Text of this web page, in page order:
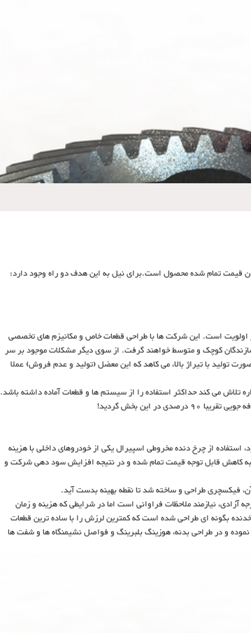
قیمت تمام شده محصول است.برای نیل به این هدف دو راه وجود دارد:
در اولویت است. این شرکت ها با طراحی قطعات خاص و مکانیزم های تخصصی
سازندگان کوچک و متوسط خواهند گرفت. از سوی دیگر مشکلات موجود بر سر
تولید با تیراژ بالا، می کاهد که این معضل (تولید و عدم فروش) عملا
تلاش می کند حداکثر استفاده را از سیستم ها و قطعات آماده داشته باشد.
این بخش گردید!
استفاده از چرخ دنده مخروطی اسپیرال یکی از خودروهای داخلی با هزینه
به کاهش قابل توجه قیمت تمام شده و در نتیجه افزایش سود دهی شرکت و
فیکسچری طراحی و ساخته شد تا نقطه بهینه بدست آید.
نیازمند ملاحظات فراوانی است اما در شرایطی که هزینه و زمان
بگونه ای طراحی شده است که کمترین لرزش را با ساده ترین قطعات
بهینه را اندازه گیری نموده و در طراحی بدنه، هوزینگ بلبرینگ و فواصل نشیمنگاه ها و شفت ها